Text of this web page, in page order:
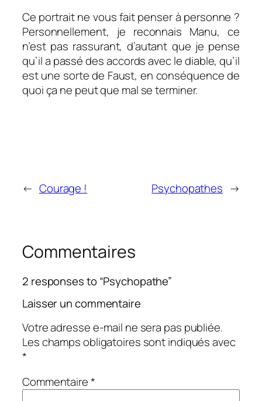
Ce portrait ne vous fait penser à personne ?
Personnellement, je reconnais Manu, ce
n’est pas rassurant, d’autant que je pense
qu’il a passé des accords avec le diable, qu’il
est une sorte de Faust, en conséquence de
quoi ça ne peut que mal se terminer.
← Courage ! Psychopathes →
Commentaires
2 responses to “Psychopathe”
Laisser un commentaire
Votre adresse e-mail ne sera pas publiée.
Les champs obligatoires sont indiqués avec
*
Commentaire*